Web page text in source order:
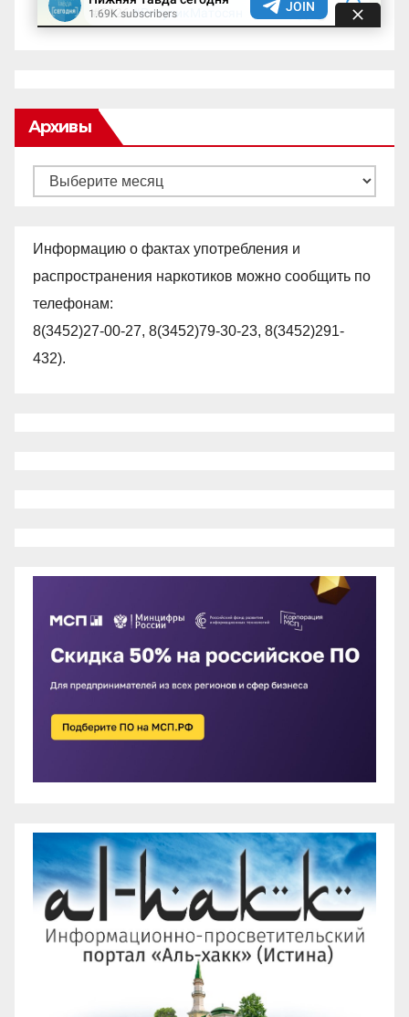
Архивы
Архивы
Информацию о фактах употребления и
распространения наркотиков можно сообщить по
телефонам:
8(3452)27-00-27, 8(3452)79-30-23, 8(3452)291-
432).